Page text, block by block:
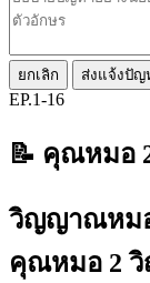
ยกเลิก ส่งแจ้งปัญ
EP.1-16
📝 คุณหมอ
วิญญาณหมอ
คุณหมอ 2